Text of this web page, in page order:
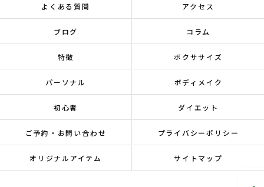
よくある質問 アクセス
ブログ コラム
特徴 ボクササイズ
パーソナル ボディメイク
初心者 ダイエット
ご予約・お問い合わせ プライバシーポリシー
オリジナルアイテム サイトマップ